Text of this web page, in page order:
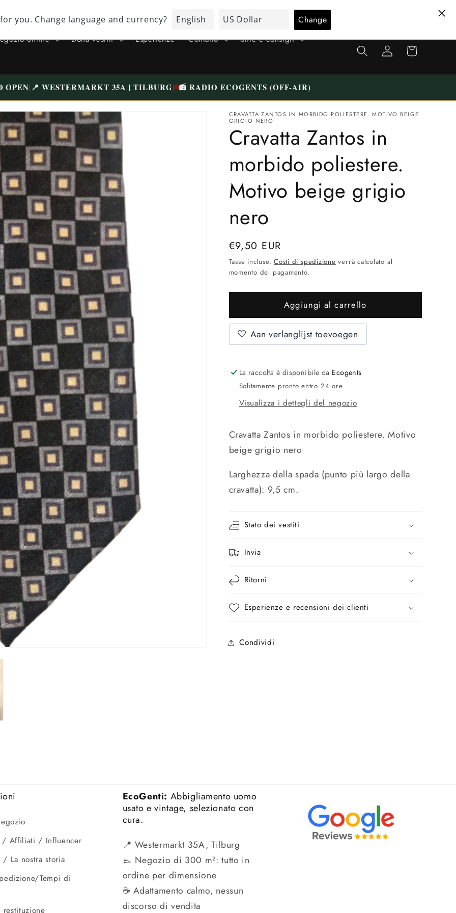
PARCHEGGIO GRATUITO
n
g
u
online Dona vestiti Esperienze Contatto Stile e consigli
Accedi
Carrello
della
OPEN| 📍 WESTERMARKT 35A | TILBURG| 📻 RADIO ECOGENTS (OFF-AIR)
CRAVATTA ZANTOS IN MORBIDO POLIESTERE. MOTIVO BEIGE
GRIGIO NERO
Cravatta Zantos in
morbido poliestere.
Motivo beige grigio
nero
Prezzo
normale
€9,50 EUR
Tasse incluse.Costi di spedizione verrà calcolato al
momento del pagamento.
Aggiungi al carrello
Aan verlanglijst toevoegen
La raccolta è disponibile da Ecogents
Solitamente pronto entro 24 ore
Visualizza i dettagli del negozio
Cravatta Zantos in morbido poliestere. Motivo
beige grigio nero
Larghezza della spada (punto più largo della
cravatta): 9,5 cm.
Stato dei vestiti
Invia
Ritorni
Esperienze e recensioni dei clienti
Condividi
/ Affiliati / Influencer
/ La nostra storia
Tempi di
EcoGenti: Abbigliamento uomo
usato e vintage, selezionato con
cura.
📍 Westermarkt 35A, Tilburg
👞 Negozio di 300 m²: tutto in
ordine per dimensione
☕ Adattamento calmo, nessun
discorso di vendita